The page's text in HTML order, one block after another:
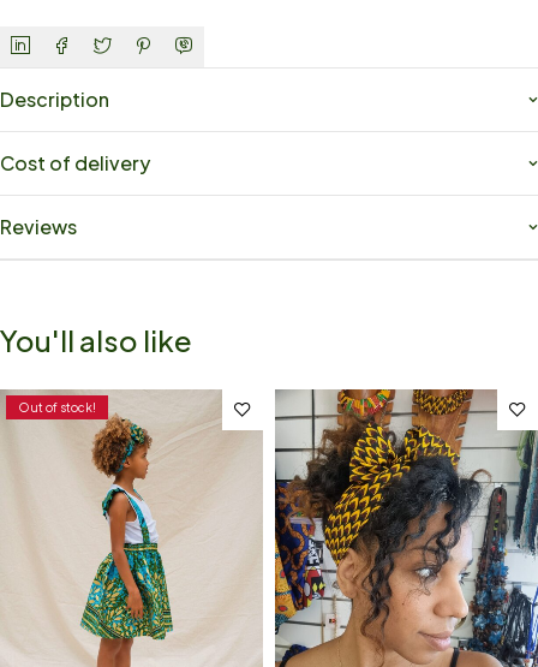
Description
Cost of delivery
Reviews
You'll also like
Out of stock!